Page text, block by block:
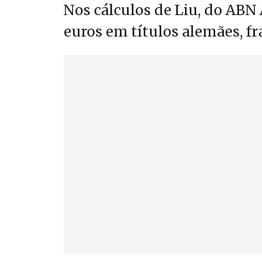
Nos cálculos de Liu, do
euros em títulos alemães,